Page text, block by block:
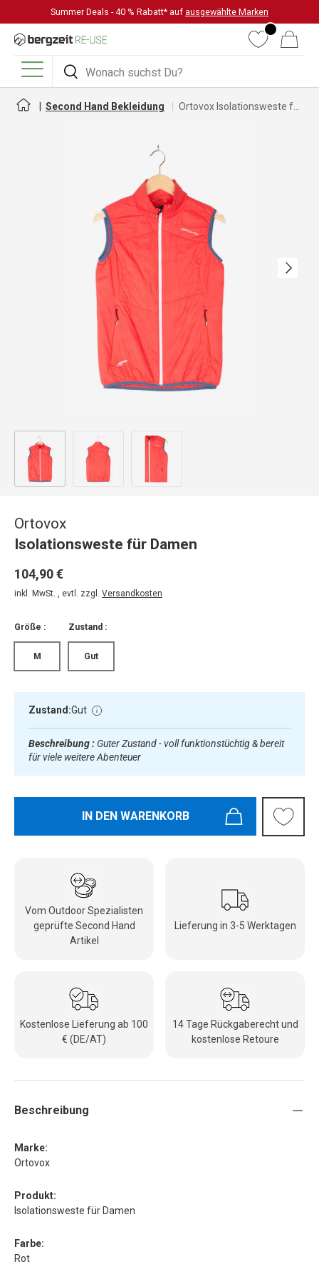
DIREKT ZUM INHALT
Summer Deals - 40 % Rabatt* auf ausgewählte Marken
Suchen
Suchen
WunschlisteWarenkorb
Menü
Second Hand Bekleidung
Nächste
Bild 1 in Galerieansicht laden
Ortovox
Isolationsweste für Damen
104,90 €
inkl. MwSt. , evtl. zzgl. Versandkosten
Größe :
M
Zustand :
Gut
Zustand:Gut
Beschreibung : Guter Zustand - voll funktionstüchtig & bereit
für viele weitere Abenteuer
IN DEN WARENKORB
Vom Outdoor Spezialisten
geprüfte Second Hand
Artikel
Lieferung in 3-5 Werktagen
Kostenlose Lieferung ab 100
€ (DE/AT)
14 Tage Rückgaberecht und
kostenlose Retoure
Beschreibung
Marke:
Ortovox
Produkt:
Isolationsweste für Damen
Farbe:
Rot